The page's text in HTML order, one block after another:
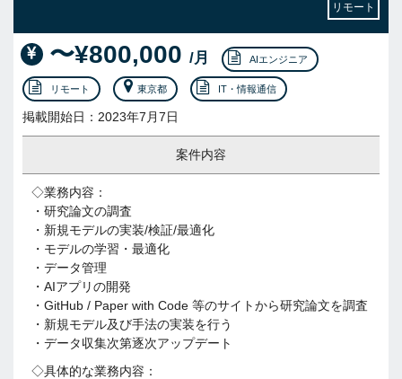
リモート
〜¥800,000 /月 AIエンジニア
リモート 東京都 IT・情報通信
掲載開始日：2023年7月7日
案件内容
◇業務内容：
・研究論文の調査
・新規モデルの実装/検証/最適化
・モデルの学習・最適化
・データ管理
・AIアプリの開発
・GitHub / Paper with Code 等のサイトから研究論文を調査
・新規モデル及び手法の実装を行う
・データ収集次第逐次アップデート
◇具体的な業務内容：